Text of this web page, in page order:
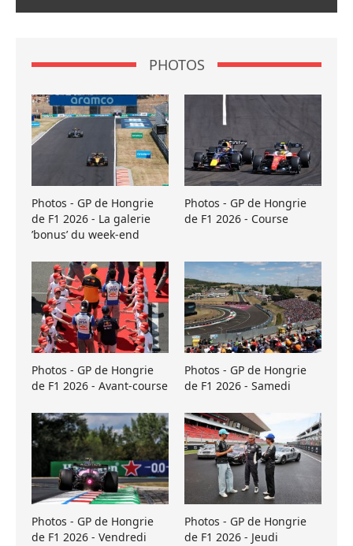
PHOTOS
Photos - GP de Hongrie
de F1 2026 - La galerie
’bonus’ du week-end
Photos - GP de Hongrie
de F1 2026 - Course
Photos - GP de Hongrie
de F1 2026 - Avant-course
Photos - GP de Hongrie
de F1 2026 - Samedi
Photos - GP de Hongrie
de F1 2026 - Vendredi
Photos - GP de Hongrie
de F1 2026 - Jeudi